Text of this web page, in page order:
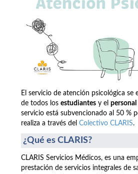
El servicio de atención psicológica se
de todos los estudiantes y el personal
servicio está subvencionado al 50 %
realiza a través del Colectivo CLARIS.
¿Qué es CLARIS?
CLARIS Servicios Médicos, es una
prestación de servicios integrales de